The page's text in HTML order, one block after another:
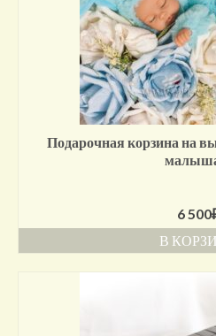
Подарочная корзина на
6 500
В